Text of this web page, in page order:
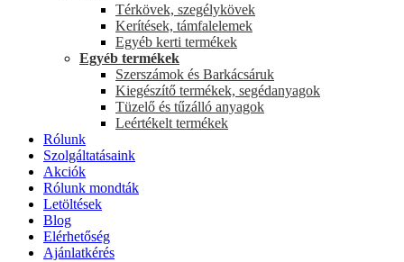
Térkövek, szegélykövek
Kerítések, támfalelemek
Egyéb kerti termékek
Egyéb termékek
Szerszámok és Barkácsáruk
Kiegészítő termékek, segédanyagok
Tüzelő és tűzálló anyagok
Leértékelt termékek
Rólunk
Szolgáltatásaink
Akciók
Rólunk mondták
Letöltések
Blog
Elérhetőség
Ajánlatkérés